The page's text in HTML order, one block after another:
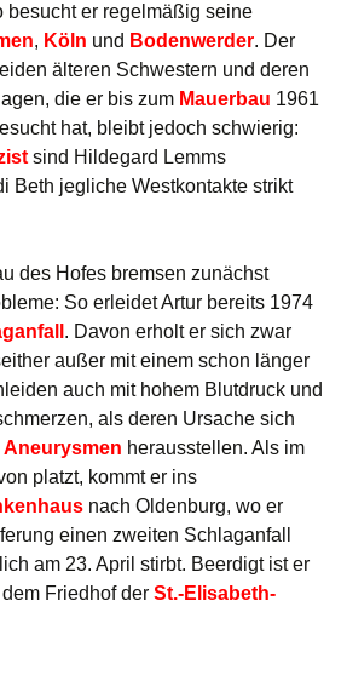
besucht er regelmäßig seine
, Köln und Bodenwerder. Der
älteren Schwestern und deren
die er bis zum Mauerbau 1961
hat, bleibt jedoch schwierig:
sind Hildegard Lemms
Beth jegliche Westkontakte strikt
des Hofes bremsen zunächst
So erleidet Artur bereits 1974
. Davon erholt er sich zwar
außer mit einem schon länger
auch mit hohem Blutdruck und
als deren Ursache sich
Aneurysmen herausstellen. Als im
platzt, kommt er ins
nach Oldenburg, wo er
einen zweiten Schlaganfall
am 23. April stirbt. Beerdigt ist er
Friedhof der St.-Elisabeth-